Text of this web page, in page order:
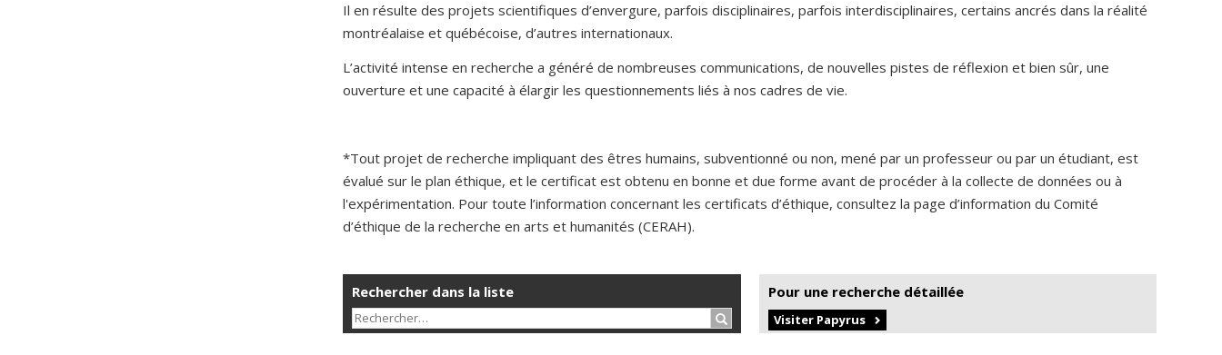
Il en résulte des projets scientifiques d’envergure, parfois disciplinaires, parfois interdisciplinaires, certains ancrés dans la réalité
montréalaise et québécoise, d’autres internationaux.
L’activité intense en recherche a généré de nombreuses communications, de nouvelles pistes de réflexion et bien sûr, une
ouverture et une capacité à élargir les questionnements liés à nos cadres de vie.
*Tout projet de recherche impliquant des êtres humains, subventionné ou non, mené par un professeur ou par un étudiant, est
évalué sur le plan éthique, et le certificat est obtenu en bonne et due forme avant de procéder à la collecte de données ou à
l'expérimentation. Pour toute l’information concernant les certificats d’éthique, consultez la page d’information du Comité
d’éthique de la recherche en arts et humanités (CERAH).
Rechercher dans la liste
Rechercher…
Pour une recherche détaillée
Visiter Papyrus